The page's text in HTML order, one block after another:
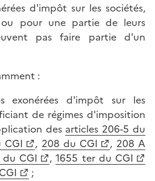
d'impôt sur les sociétés,
pour une partie de leurs
pas faire partie d'un
:
exonérées d'impôt sur les
de régimes d'imposition
des articles 206-5 du
CGI , 208 du CGI , 208 A
CGI ,1655 ter du CGI
;